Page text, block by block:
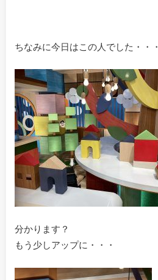
ちなみに今日はこの人でした・・・
分かります？
もう少しアップに・・・